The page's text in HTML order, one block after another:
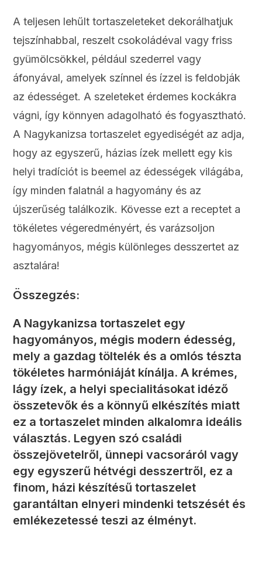
A teljesen lehűlt tortaszeleteket dekorálhatjuk
tejszínhabbal, reszelt csokoládéval vagy friss
gyümölcsökkel, például szederrel vagy
áfonyával, amelyek színnel és ízzel is feldobják
az édességet. A szeleteket érdemes kockákra
vágni, így könnyen adagolható és fogyasztható.
A Nagykanizsa tortaszelet egyediségét az adja,
hogy az egyszerű, házias ízek mellett egy kis
helyi tradíciót is beemel az édességek világába,
így minden falatnál a hagyomány és az
újszerűség találkozik. Kövesse ezt a receptet a
tökéletes végeredményért, és varázsoljon
hagyományos, mégis különleges desszertet az
asztalára!
Összegzés:
A Nagykanizsa tortaszelet egy
hagyományos, mégis modern édesség,
mely a gazdag töltelék és a omlós tészta
tökéletes harmóniáját kínálja. A krémes,
lágy ízek, a helyi specialitásokat idéző
összetevők és a könnyű elkészítés miatt
ez a tortaszelet minden alkalomra ideális
választás. Legyen szó családi
összejövetelről, ünnepi vacsoráról vagy
egy egyszerű hétvégi desszertről, ez a
finom, házi készítésű tortaszelet
garantáltan elnyeri mindenki tetszését és
emlékezetessé teszi az élményt.